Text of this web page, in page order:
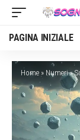
PAGINA INIZIALE
Home » Numeri»